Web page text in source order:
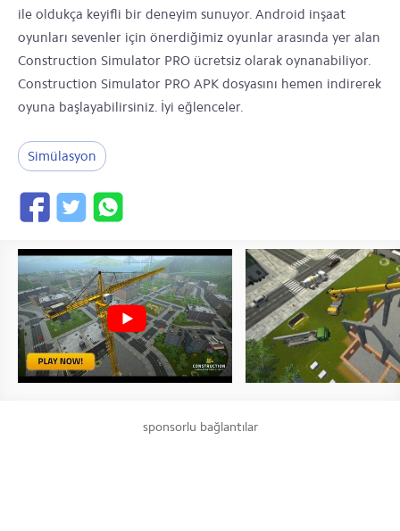
ile oldukça keyifli bir deneyim sunuyor. Android inşaat
oyunları sevenler için önerdiğimiz oyunlar arasında yer alan
Construction Simulator PRO ücretsiz olarak oynanabiliyor.
Construction Simulator PRO APK dosyasını hemen indirerek
oyuna başlayabilirsiniz. İyi eğlenceler.
Simülasyon
sponsorlu bağlantılar